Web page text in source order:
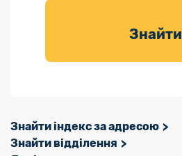
товарів для
Знайти
Знайти індекс за адресою
Знайти відділення